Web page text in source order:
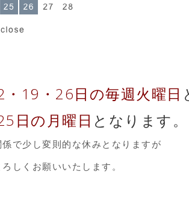
・19・26日の毎週火曜日
日の月曜日 となります。
で少し変則的な休みとなりますが
しくお願いいたします。